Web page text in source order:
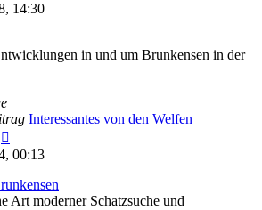
Beitrag
14:30
in und um Brunkensen in der
Interessantes von den Welfen
Beitrag
00:13
Art moderner Schatzsuche und